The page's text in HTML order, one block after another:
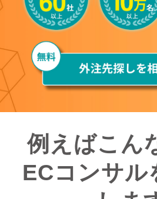
例えばこん
ECコンサル